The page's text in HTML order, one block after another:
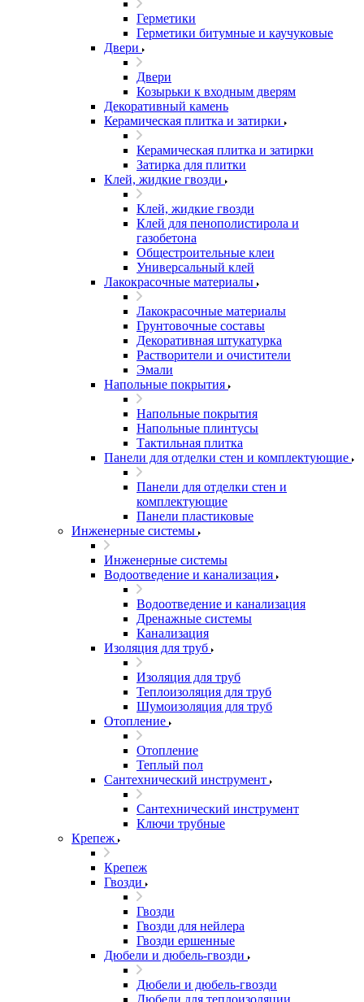
Герметики
Герметики битумные и каучуковые
Двери
Двери
Козырьки к входным дверям
Декоративный камень
Керамическая плитка и затирки
Керамическая плитка и затирки
Затирка для плитки
Клей, жидкие гвозди
Клей, жидкие гвозди
Клей для пенополистирола и
газобетона
Общестроительные клеи
Универсальный клей
Лакокрасочные материалы
Лакокрасочные материалы
Грунтовочные составы
Декоративная штукатурка
Растворители и очистители
Эмали
Напольные покрытия
Напольные покрытия
Напольные плинтусы
Тактильная плитка
Панели для отделки стен и комплектующие
Панели для отделки стен и
комплектующие
Панели пластиковые
Инженерные системы
Инженерные системы
Водоотведение и канализация
Водоотведение и канализация
Дренажные системы
Канализация
Изоляция для труб
Изоляция для труб
Теплоизоляция для труб
Шумоизоляция для труб
Отопление
Отопление
Теплый пол
Сантехнический инструмент
Сантехнический инструмент
Ключи трубные
Крепеж
Крепеж
Гвозди
Гвозди
Гвозди для нейлера
Гвозди ершенные
Дюбели и дюбель-гвозди
Дюбели и дюбель-гвозди
Дюбели для теплоизоляции